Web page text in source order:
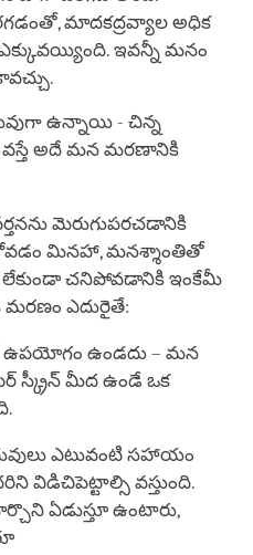
మాదకద్రవ్యాల అధిక
ఇవన్నీ మనం
ఉన్నాయి - చిన్న
అదే మన మరణానికి
మెరుగుపరచడానికి
మినహా, మనశ్శాంతితో
చనిపోవడానికి ఇంకేమీ
మరణం ఎదురైతే:
ఉపయోగం ఉండదు – మన
స్క్రీన్ మీద ఉండే ఒక
ఎటువంటి సహాయం
విడిచిపెట్టాల్సి వస్తుంది.
ఏడుస్తూ ఉంటారు,